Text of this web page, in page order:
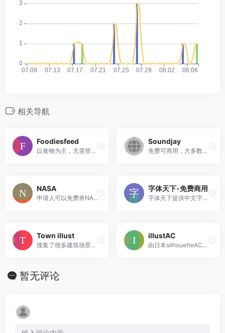
相关导航
Foodiesfeed
以食物为主，无需登录即可下载。
Soundjay
免费可商用，大多数文件是 16 位立体声 44.1 kHz 或 48 kHz 高品质音效。
NASA
申请人可以免费将NASA的图案用于商业活动，只要向NASA通讯办公室多媒体部门递交一份申请书受理通过即可，同时NASA的标识不能被用来作为商标识别，不能引导消费者认为产品出自NASA或其员工，也不能引导消费者认为NASA参与了产品任何流程，故不构成侵权。将NASA图案作为装饰性图案使用产品，使用产品和宣传都要使用品牌自己的商标标识，不能对外宣称合作等内容。
字体天下-免费商用
字体天下提供中文字体、手写字体、英文字体、图形字体等各种字体的高速免费下载和在线预览服务.
Town illust
搜集了很多建筑场景类的插画图标，有不少日本风。
illustAC
由日本silhouetteAC工作室创办的素材站，数量丰富，均可免费商用，部分资源需要获取额外许可。
暂无评论